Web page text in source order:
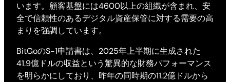
います。顧客基盤には4600以上の組織が含まれ、安
全で信頼性のあるデジタル資産保管に対する需要の高
まりを強調しています。
BitGoのS-1申請書は、2025年上半期に生成された
41.9億ドルの収益という驚異的な財務パフォーマンス
を明らかにしており、昨年の同時期の11.2億ドルから